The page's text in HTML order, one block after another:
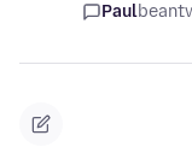
Paul